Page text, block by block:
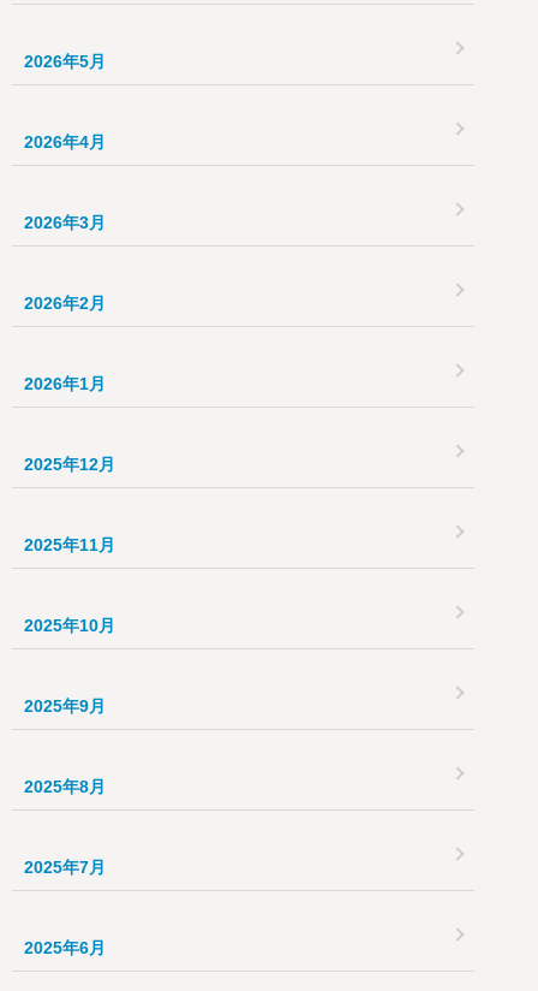
2026年5月
2026年4月
2026年3月
2026年2月
2026年1月
2025年12月
2025年11月
2025年10月
2025年9月
2025年8月
2025年7月
2025年6月